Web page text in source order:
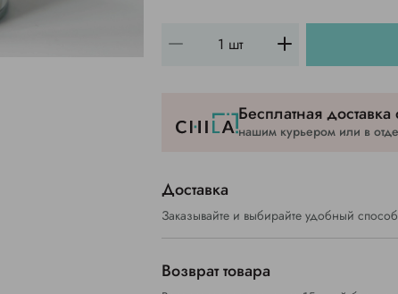
Бесплатная
нашим курьером или в
Доставка
Заказывайте и выбирайте удобный
Возврат товара